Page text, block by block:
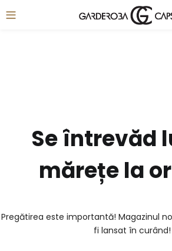
Se întrevăd
mărețe la
Pregătirea este importantă! Magazinul
fi lansat în curând!